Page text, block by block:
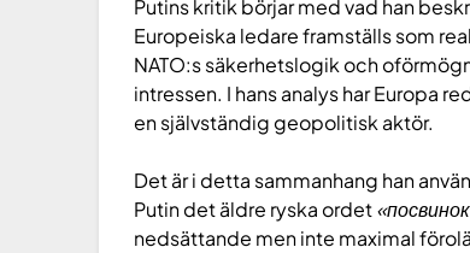
Putins kritik börjar med vad han
Europeiska ledare framställs som
NATO:s säkerhetslogik och
intressen. I hans analys har Europa
en självständig geopolitisk aktör.
Det är i detta sammanhang han
Putin det äldre ryska ordet
nedsättande men inte maximal